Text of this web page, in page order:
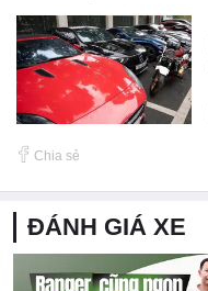
Chia sẻ
ĐÁNH GIÁ XE